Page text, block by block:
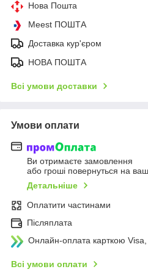
Нова Пошта
Meest ПОШТА
Доставка кур'єром
НОВА ПОШТА
Всі умови доставки
Умови оплати
Ви отримаєте замовлення
або гроші повернуться на
Детальніше
Оплатити частинами
Післяплата
Онлайн-оплата карткою
Всі умови оплати